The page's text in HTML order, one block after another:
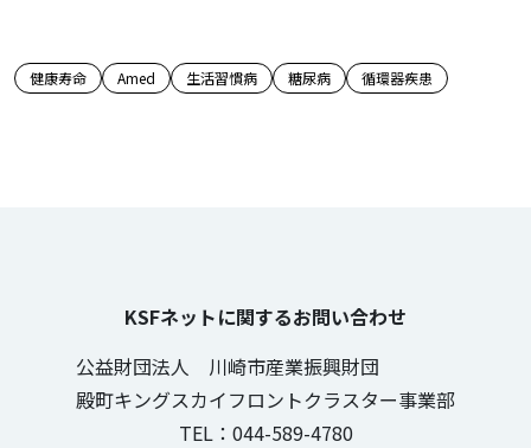
この記事のタグ
健康寿命 Amed 生活習慣病 糖尿病 循環器疾患
KSFネットに関するお問い合わせ
公益財団法人 川崎市産業振興財団
殿町キングスカイフロントクラスター事業部
TEL：044-589-4780